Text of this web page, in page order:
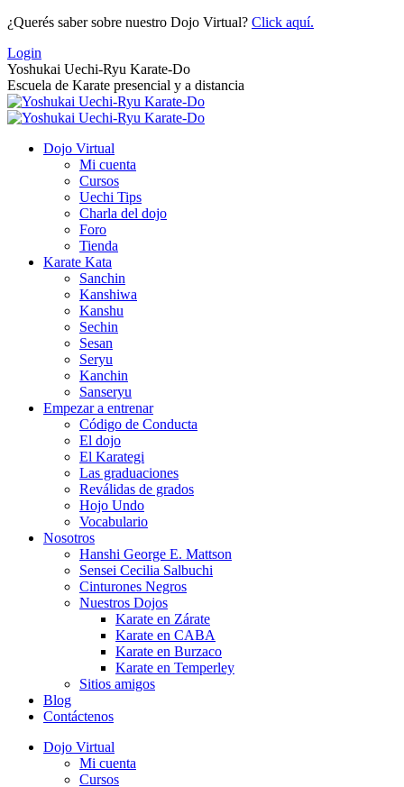
Saltar
contenido
¿Querés saber sobre nuestro Dojo Virtual? Click aquí.
Login
Yoshukai Uechi-Ryu Karate-Do
Escuela de Karate presencial y a distancia
Dojo Virtual
Mi cuenta
Cursos
Uechi Tips
Charla del dojo
Foro
Tienda
Karate Kata
Sanchin
Kanshiwa
Kanshu
Sechin
Sesan
Seryu
Kanchin
Sanseryu
Empezar a entrenar
Código de Conducta
El dojo
El Karategi
Las graduaciones
Reválidas de grados
Hojo Undo
Vocabulario
Nosotros
Hanshi George E. Mattson
Sensei Cecilia Salbuchi
Cinturones Negros
Nuestros Dojos
Karate en Zárate
Karate en CABA
Karate en Burzaco
Karate en Temperley
Sitios amigos
Blog
Contáctenos
Dojo Virtual
Mi cuenta
Cursos